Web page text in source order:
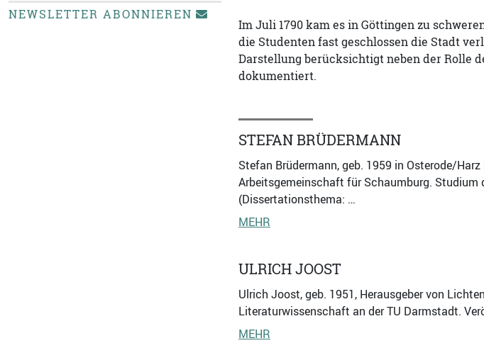
NEWSLETTER ABONNIEREN
Im Juli 1790 kam es in Göttingen zu
die Studenten fast geschlossen die Stadt
Darstellung berücksichtigt neben der Rolle
dokumentiert.
STEFAN BRÜDERMANN
Stefan Brüdermann, geb. 1959 in Osterode/
Arbeitsgemeinschaft für Schaumburg. Studium
(Dissertationsthema: …
MEHR
ULRICH JOOST
Ulrich Joost, geb. 1951, Herausgeber von
Literaturwissenschaft an der TU Darmstadt.
MEHR